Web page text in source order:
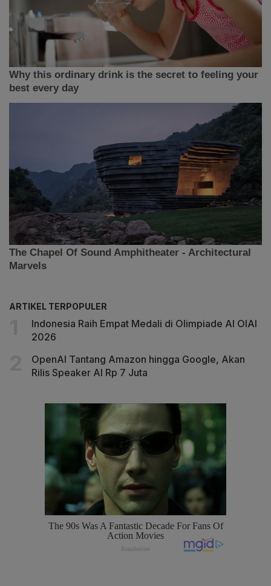
ARTIKEL TERPOPULER
Indonesia Raih Empat Medali di Olimpiade AI OIAI
2026
OpenAI Tantang Amazon hingga Google, Akan
Rilis Speaker AI Rp 7 Juta